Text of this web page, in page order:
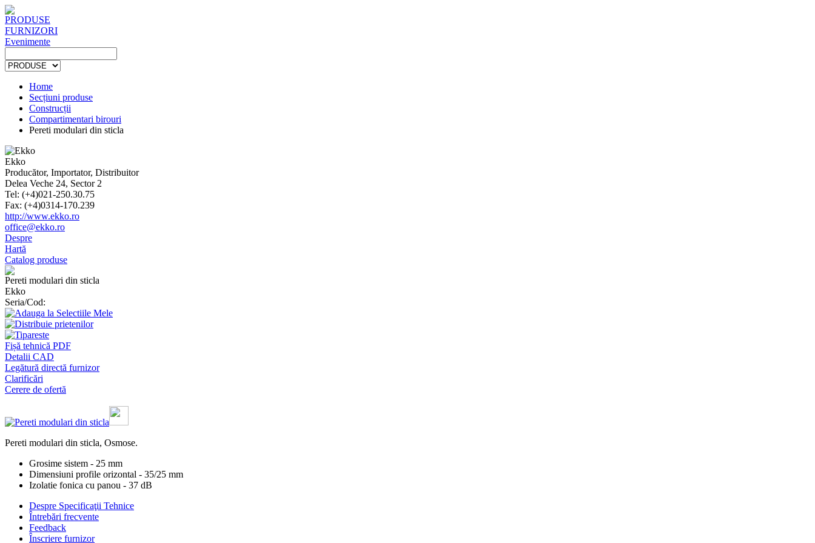
PRODUSE
FURNIZORI
Evenimente
Home
Secțiuni produse
Construcții
Compartimentari birouri
Pereti modulari din sticla
Ekko
Producător, Importator, Distribuitor
Delea Veche 24, Sector 2
Tel: (+4)021-250.30.75
Fax: (+4)0314-170.239
http://www.ekko.ro
office@ekko.ro
Despre
Hartă
Catalog produse
Pereti modulari din sticla
Ekko
Seria/Cod:
Fișă tehnică PDF
Detalii CAD
Legătură directă furnizor
Clarificări
Cerere de ofertă
Pereti modulari din sticla, Osmose.
Grosime sistem - 25 mm
Dimensiuni profile orizontal - 35/25 mm
Izolatie fonica cu panou - 37 dB
Despre Specificaţii Tehnice
Întrebări frecvente
Feedback
Înscriere furnizor